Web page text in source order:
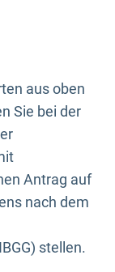
aus oben
Sie bei der
Antrag auf
nach dem
stellen.